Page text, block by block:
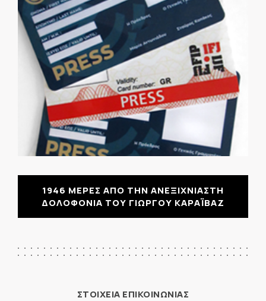
1946 ΜΕΡΕΣ ΑΠΟ ΤΗΝ ΑΝΕΞΙΧΝΙΑΣΤΗ
ΔΟΛΟΦΟΝΙΑ ΤΟΥ ΓΙΩΡΓΟΥ ΚΑΡΑΪΒΑΖ
ΣΤΟΙΧΕΙΑ ΕΠΙΚΟΙΝΩΝΙΑΣ